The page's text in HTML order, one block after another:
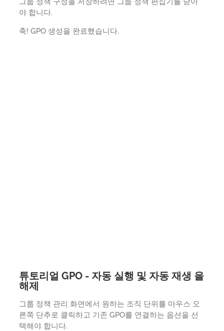
야 합니다.
축! GPO 생성을 완료했습니다.
튜토리얼 GPO - 자동 실행 및 자동 재생 을
해제
그룹 정책 관리 화면에서 원하는 조직 단위를 마우스 오
른쪽 단추로 클릭하고 기존 GPO를 연결하는 옵션을 선
택해야 합니다.